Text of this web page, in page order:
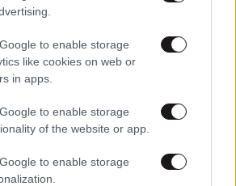
to enable storage
like cookies on web or
in apps.
to enable storage
of the website or app.
to enable storage
18:33